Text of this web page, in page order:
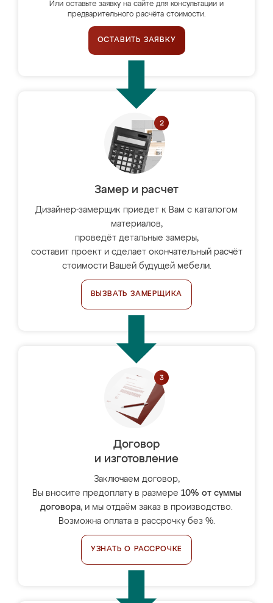
Или оставьте заявку на сайте для консультации и
предварительного расчёта стоимости.
ОСТАВИТЬ ЗАЯВКУ
Замер и расчет
Дизайнер-замерщик приедет к Вам с каталогом
материалов,
проведёт детальные замеры,
составит проект и сделает окончательный расчёт
стоимости Вашей будущей мебели.
ВЫЗВАТЬ ЗАМЕРЩИКА
Договор
и изготовление
Заключаем договор,
Вы вносите предоплату в размере 10% от суммы
договора, и мы отдаём заказ в производство.
Возможна оплата в рассрочку без %.
УЗНАТЬ О РАССРОЧКЕ